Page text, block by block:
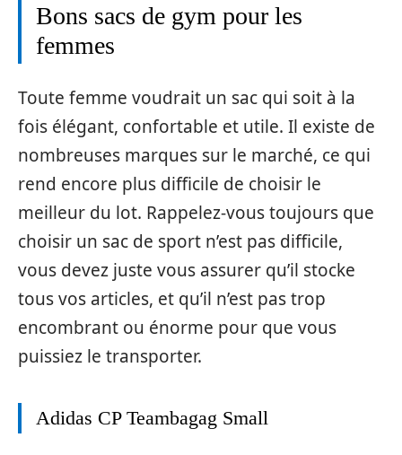
Bons sacs de gym pour les
femmes
Toute femme voudrait un sac qui soit à la
fois élégant, confortable et utile. Il existe de
nombreuses marques sur le marché, ce qui
rend encore plus difficile de choisir le
meilleur du lot. Rappelez-vous toujours que
choisir un sac de sport n’est pas difficile,
vous devez juste vous assurer qu’il stocke
tous vos articles, et qu’il n’est pas trop
encombrant ou énorme pour que vous
puissiez le transporter.
Adidas CP Teambagag Small